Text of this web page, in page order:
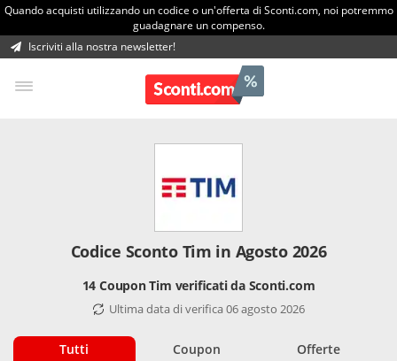
Quando acquisti utilizzando un codice o un'offerta di Sconti.com, noi potremmo
guadagnare un compenso.
Iscriviti alla nostra newsletter!
Codice Sconto Tim in Agosto 2026
14 Coupon Tim verificati da Sconti.com
Ultima data di verifica 06 agosto 2026
Tutti Coupon Offerte